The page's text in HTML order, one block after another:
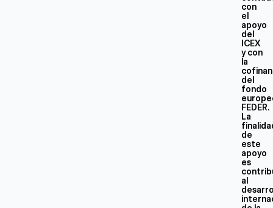
con
el
apoyo
del
ICEX
y con
la
del
fondo
FEDER.
La
de
este
apoyo
es
al